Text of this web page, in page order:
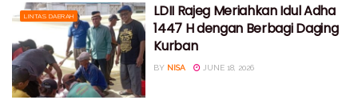
LINTAS DAERAH
LDII Rajeg Meriahkan Idul Adha
1447 H dengan Berbagi Daging
Kurban
BY NISA JUNE 18, 2026